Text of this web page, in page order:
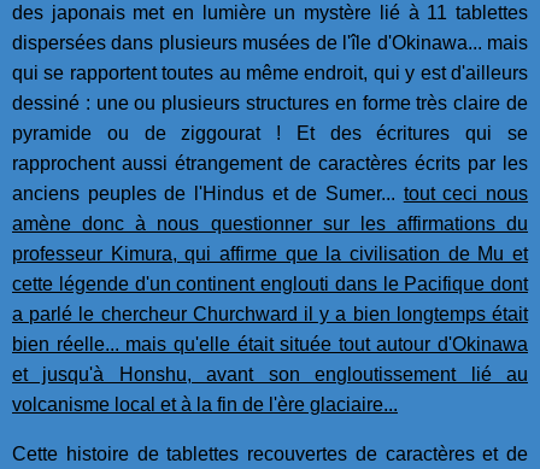
des japonais met en lumière un mystère lié à 11 tablettes
dispersées dans plusieurs musées de l'île d'Okinawa... mais
qui se rapportent toutes au même endroit, qui y est d'ailleurs
dessiné : une ou plusieurs structures en forme très claire de
pyramide ou de ziggourat ! Et des écritures qui se
rapprochent aussi étrangement de caractères écrits par les
anciens peuples de l'Hindus et de Sumer... tout ceci nous
amène donc à nous questionner sur les affirmations du
professeur Kimura, qui affirme que la civilisation de Mu et
cette légende d'un continent englouti dans le Pacifique dont
a parlé le chercheur Churchward il y a bien longtemps était
bien réelle... mais qu'elle était située tout autour d'Okinawa
et jusqu'à Honshu, avant son engloutissement lié au
volcanisme local et à la fin de l'ère glaciaire...
Cette histoire de tablettes recouvertes de caractères et de